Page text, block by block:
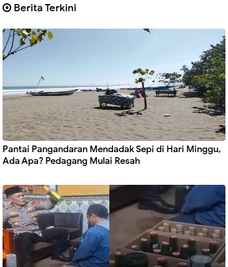
Berita Terkini
Pantai Pangandaran Mendadak Sepi di Hari Minggu,
Ada Apa? Pedagang Mulai Resah